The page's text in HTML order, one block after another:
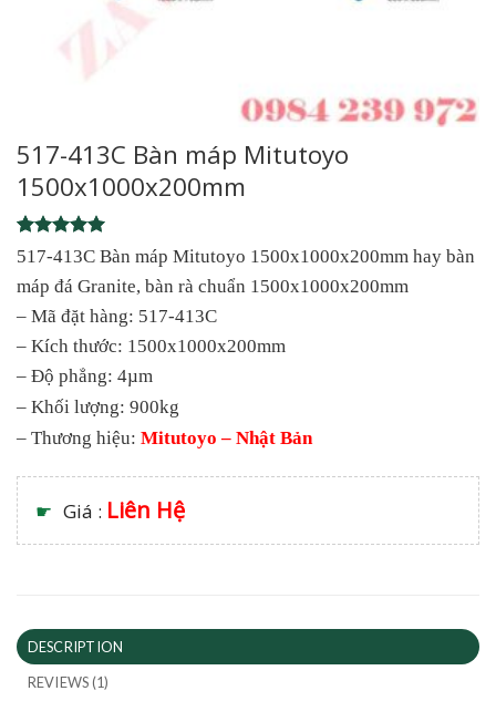
517-413C Bàn máp Mitutoyo
1500x1000x200mm
Rated5
out of 5
based on
1
rating
517-413C Bàn máp Mitutoyo 1500x1000x200mm hay bàn
máp đá Granite, bàn rà chuẩn 1500x1000x200mm
– Mã đặt hàng: 517-413C
– Kích thước: 1500x1000x200mm
– Độ phẳng: 4µm
– Khối lượng: 900kg
– Thương hiệu: Mitutoyo – Nhật Bản
☛ Giá : Liên Hệ
DESCRIPTION
REVIEWS (1)